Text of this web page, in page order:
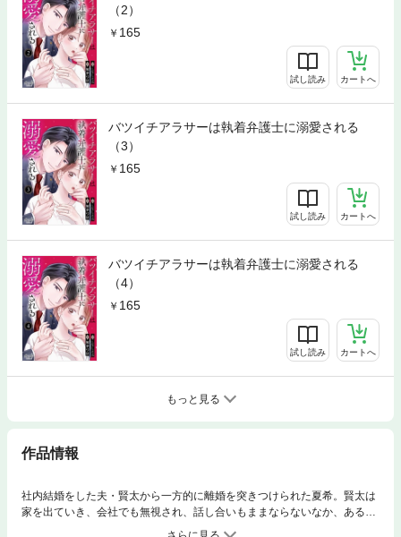
（2）
165
試し読み カートへ
バツイチアラサーは執着弁護士に溺愛される
（3）
165
試し読み カートへ
バツイチアラサーは執着弁護士に溺愛される
（4）
165
試し読み カートへ
もっと見る
作品情報
社内結婚をした夫・賢太から一方的に離婚を突きつけられた夏希。賢太は
家を出ていき、会社でも無視され、話し合いもままならないなか、ある日
夏希のもとに夫の不倫を匂わすメールが差出人不明で送られてくる。別居